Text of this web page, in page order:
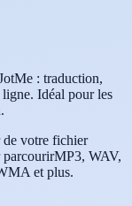
: traduction,
Idéal pour les
de votre fichier
parcourirMP3, WAV,
et plus.